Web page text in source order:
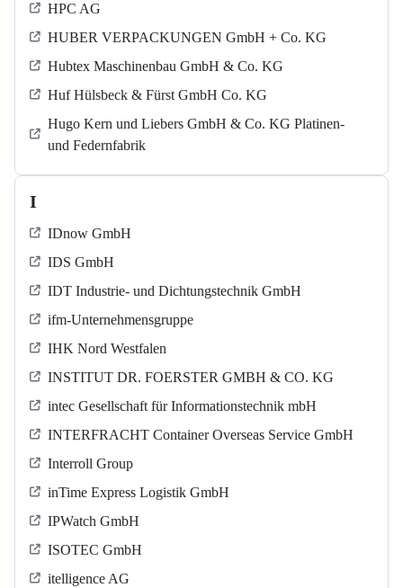
HPC AG
HUBER VERPACKUNGEN GmbH + Co. KG
Hubtex Maschinenbau GmbH & Co. KG
Huf Hülsbeck & Fürst GmbH Co. KG
Hugo Kern und Liebers GmbH & Co. KG Platinen-
und Federnfabrik
I
IDnow GmbH
IDS GmbH
IDT Industrie- und Dichtungstechnik GmbH
ifm-Unternehmensgruppe
IHK Nord Westfalen
INSTITUT DR. FOERSTER GMBH & CO. KG
intec Gesellschaft für Informationstechnik mbH
INTERFRACHT Container Overseas Service GmbH
Interroll Group
inTime Express Logistik GmbH
IPWatch GmbH
ISOTEC GmbH
itelligence AG